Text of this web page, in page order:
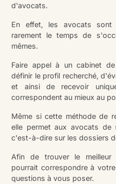
d'avocats.
En effet, les avocats sont
rarement le temps de
mêmes.
Faire appel à un cabinet
définir le profil recherché,
et ainsi de recevoir
correspondent au mieux au
Même si cette méthode de
elle permet aux avocats de
c'est-à-dire sur les dossiers
Afin de trouver le meilleur
pourrait correspondre à
questions à vous poser.